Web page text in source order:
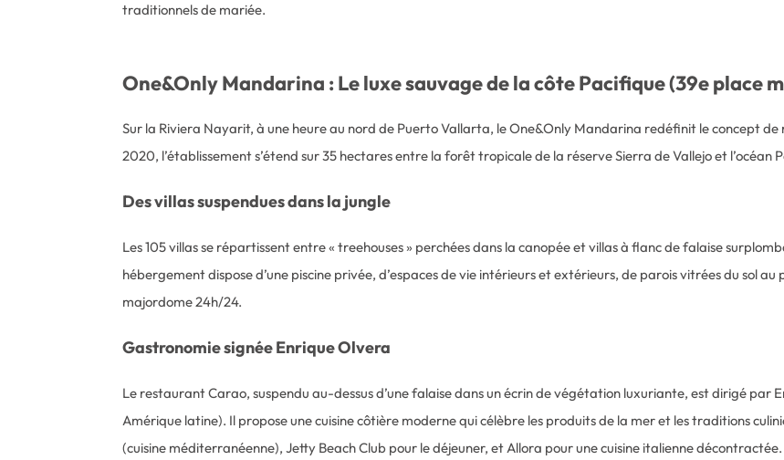
traditionnels de mariée.
One&Only Mandarina : Le luxe sauvage de la côte Pacifique (39e place
Sur la Riviera Nayarit, à une heure au nord de Puerto Vallarta, le One&Only Mandarina redéfinit le concept
2020, l’établissement s’étend sur 35 hectares entre la forêt tropicale de la réserve Sierra de Vallejo et l’océan
Des villas suspendues dans la jungle
Les 105 villas se répartissent entre « treehouses » perchées dans la canopée et villas à flanc de falaise
hébergement dispose d’une piscine privée, d’espaces de vie intérieurs et extérieurs, de parois vitrées du sol
majordome 24h/24.
Gastronomie signée Enrique Olvera
Le restaurant Carao, suspendu au-dessus d’une falaise dans un écrin de végétation luxuriante, est dirigé par
Amérique latine). Il propose une cuisine côtière moderne qui célèbre les produits de la mer et les traditions
(cuisine méditerranéenne), Jetty Beach Club pour le déjeuner, et Allora pour une cuisine italienne décontractée.